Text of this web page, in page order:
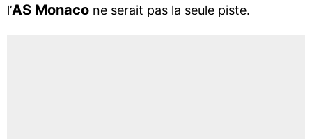
l’AS Monaco ne serait pas la seule piste.